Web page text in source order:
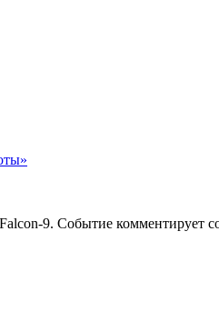
Falcon-9. Событие